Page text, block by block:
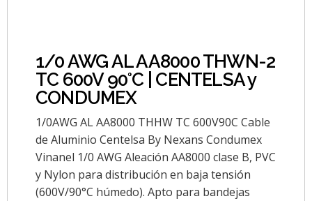
1/0 AWG AL AA8000 THWN-2
TC 600V 90°C | CENTELSA y
CONDUMEX
1/0AWG AL AA8000 THHW TC 600V90C Cable
de Aluminio Centelsa By Nexans Condumex
Vinanel 1/0 AWG Aleación AA8000 clase B, PVC
y Nylon para distribución en baja tensión
(600V/90°C húmedo). Apto para bandejas